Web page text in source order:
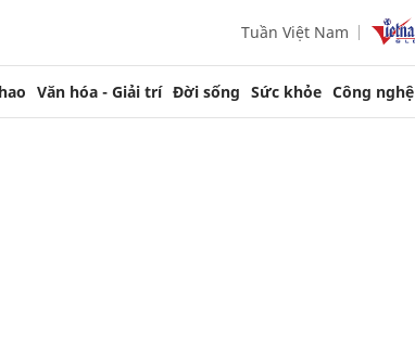
Tuần Việt Nam
Văn hóa - Giải trí Đời sống Sức khỏe Công nghệ